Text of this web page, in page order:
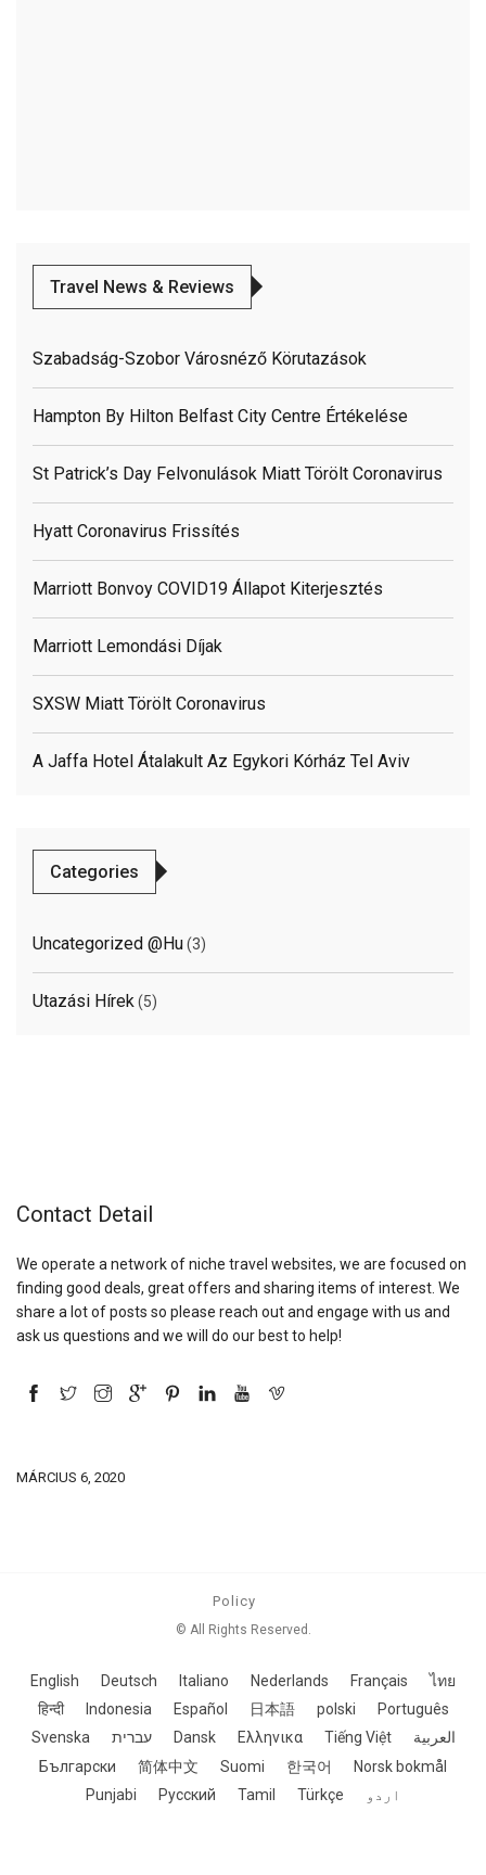
Travel News & Reviews
Szabadság-Szobor Városnéző Körutazások
Hampton By Hilton Belfast City Centre Értékelése
St Patrick’s Day Felvonulások Miatt Törölt Coronavirus
Hyatt Coronavirus Frissítés
Marriott Bonvoy COVID19 Állapot Kiterjesztés
Marriott Lemondási Díjak
SXSW Miatt Törölt Coronavirus
A Jaffa Hotel Átalakult Az Egykori Kórház Tel Aviv
Categories
Uncategorized @hu(3)
Utazási Hírek (5)
Contact Detail
We operate a network of niche travel websites, we are focused on
finding good deals, great offers and sharing items of interest. We
share a lot of posts so please reach out and engage with us and
ask us questions and we will do our best to help!
MÁRCIUS 6, 2020
Policy
© All Rights Reserved.
English Deutsch Italiano Nederlands Français
ไทย
हिन्दी
Indonesia Español 日本語 polski
Português
Svenska
עברית Dansk Ελληνικα Tiếng Việt
العربية
Български
简体中文 Suomi 한국어
Norsk bokmål
Punjabi
Русский Tamil Türkçe اردو